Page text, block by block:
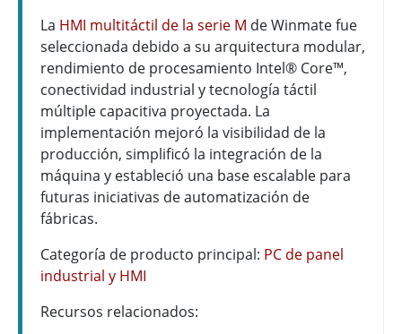
La HMI multitáctil de la serie M de Winmate fue
seleccionada debido a su arquitectura modular,
rendimiento de procesamiento Intel® Core™,
conectividad industrial y tecnología táctil
múltiple capacitiva proyectada. La
implementación mejoró la visibilidad de la
producción, simplificó la integración de la
máquina y estableció una base escalable para
futuras iniciativas de automatización de
fábricas.
Categoría de producto principal: PC de panel
industrial y HMI
Recursos relacionados: